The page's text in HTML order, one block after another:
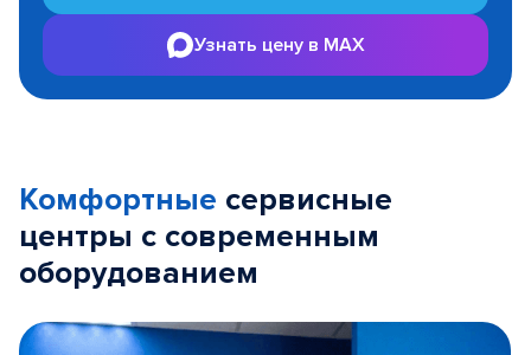
Узнать цену в MAX
Комфортные сервисные
центры с современным
оборудованием